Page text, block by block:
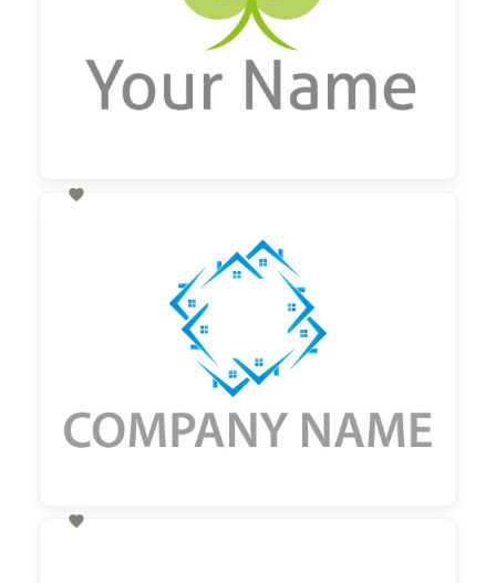

